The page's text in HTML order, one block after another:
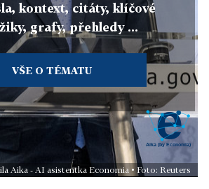
kontext, citáty, klíčové
grafy, přehledy ...
VŠE O TÉMATU
Aika - AI asistentka Economia • Foto: Reuters